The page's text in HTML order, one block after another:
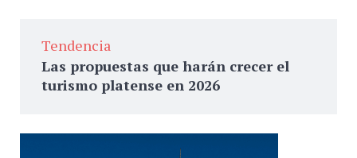
Tendencia
Las propuestas que harán crecer el
turismo platense en 2026